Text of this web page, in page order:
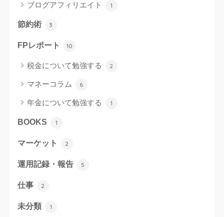
ブログアフィリエイト 1
節約術 3
FPレポート 10
税金について勉強する 2
マネーコラム 6
年金について勉強する 1
BOOKS 1
マーケット 2
運用記録・報告 5
仕事 2
未分類 1